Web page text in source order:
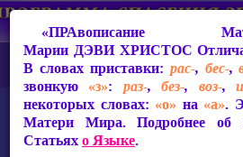
«ПРАвописание
Марии ДЭВИ ХРИСТОС
В словах приставки: рас-, бес-,
звонкую «з»: раз-,без-, воз-,
некоторых словах: «о» на «а».
Матери Мира. Подробнее об
Статьяхо Языке.